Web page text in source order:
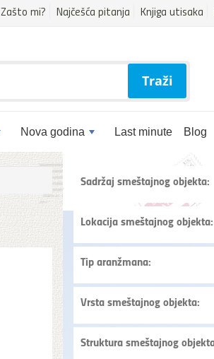
Zašto mi? Najčešća pitanja Knjiga utisaka
Nova godina Last minute Blog
Traži
Sadržaj smeštajnog objekta:
Lokacija smeštajnog objekta:
Tip aranžmana:
Vrsta smeštajnog objekta:
Struktura smeštajnog